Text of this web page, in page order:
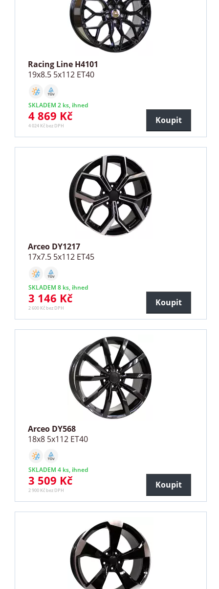
Racing Line H4101
19x8.5 5x112 ET40
SKLADEM 2 ks, ihned
4 869 Kč
4 024 Kč bez DPH
Koupit
Arceo DY1217
17x7.5 5x112 ET45
SKLADEM 8 ks, ihned
3 146 Kč
2 600 Kč bez DPH
Koupit
Arceo DY568
18x8 5x112 ET40
SKLADEM 4 ks, ihned
3 509 Kč
2 900 Kč bez DPH
Koupit